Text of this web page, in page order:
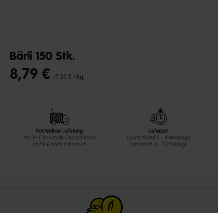
Bärli 150 Stk.
undefined out of 5 Customer Rating
8,79 € (7,33 € / kg)
Kostenlose Lieferung
Ab 39 € innerhalb Deutschlands
Ab 79 € nach Österreich
Lieferzeit
Deutschland 2 - 4 Werktage
Österreich 3 - 5 Werktage